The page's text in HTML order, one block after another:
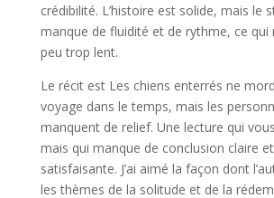
crédibilité. L’histoire est solide, mais le
manque de fluidité et de rythme, ce qui
peu trop lent.
Le récit est Les chiens enterrés ne
voyage dans le temps, mais les
manquent de relief. Une lecture qui
mais qui manque de conclusion claire
satisfaisante. J’ai aimé la façon dont
les thèmes de la solitude et de la